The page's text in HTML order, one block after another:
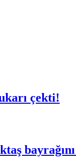
çekti!
bayrağını